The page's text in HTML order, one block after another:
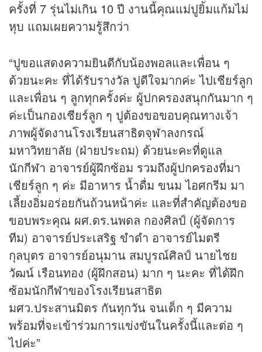
ครั้งที่ 7 รุ่นไม่เกิน 10 ปี งานนี้คุณแม่ปูยิ้มแก้มไม่
หุบ แถมเผยความรู้สึกว่า
“ปูขอแสดงความยินดีกับน้องพอลและเพื่อน ๆ
ด้วยนะคะ ที่ได้รับรางวัล ปูดีใจมากค่ะ ไปเชียร์ลูก
และเพื่อน ๆ ลูกทุกครั้งค่ะ ผู้ปกครองสนุกกันมาก ๆ
ค่ะเป็นกองเชียร์ลูก ๆ ปูต้องขอขอบคุณทางเจ้า
ภาพผู้จัดงานโรงเรียนสาธิตจุฬาลงกรณ์
มหาวิทยาลัย (ฝ่ายประถม) ด้วยนะคะที่ดูแล
นักกีฬา อาจารย์ผู้ฝึกซ้อม รวมถึงผู้ปกครองที่มา
เชียร์ลูก ๆ ค่ะ มีอาหาร น้ำดื่ม ขนม ไอศกรีม มา
เลี้ยงอิ่มอร่อยกันถ้วนหน้าค่ะ และที่สำคัญต้องขอ
ขอบพระคุณ ผศ.ดร.นพดล กองศิลป์ (ผู้จัดการ
ทีม) อาจารย์ประเสริฐ ขำดำ อาจารย์ไมตรี
กุลบุตร อาจารย์อนุมาน สมบูรณ์ศิลป์ นายไชย
วัฒน์ เรือนทอง (ผู้ฝึกสอน) มาก ๆ นะคะ ที่ได้ฝึก
ซ้อมนักกีฬาของโรงเรียนสาธิต
มศว.ประสานมิตร กันทุกวัน จนเด็ก ๆ มีความ
พร้อมที่จะเข้าร่วมการแข่งขันในครั้งนี้และต่อ ๆ
ไปค่ะ”